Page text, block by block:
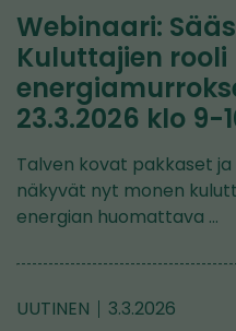
Webinaari:
Kuluttajien rooli
23.3.2026 klo 9-
Talven kovat pakkaset
näkyvät nyt monen
energian huomattava …
UUTINEN 3.3.2026